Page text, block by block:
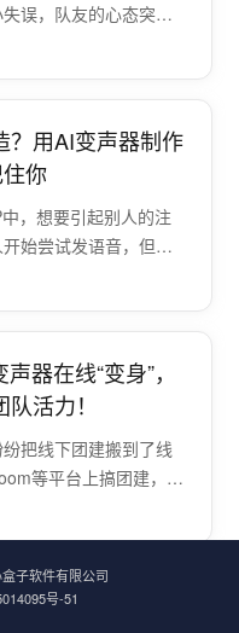
误，队友的心态突然
，最终导致好好的翻
给···
？用AI变声器制作
你
，想要引起别人的注
始尝试发语音，但普
声音太普通、没有辨
···
器在线“变身”，
活力！
把线下团建搬到了线
等平台上搞团建，往
面相觑，轮流表演节
人在“强行嗨”，参与感
硬件瓶颈排
子软件有限公司
号-51